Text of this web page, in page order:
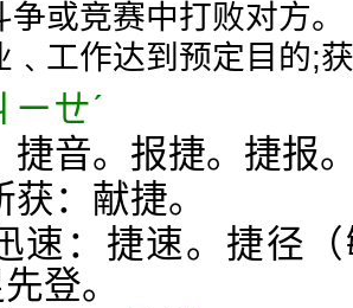
争或竞赛中打败对方。
﹑工作达到预定目的;
ㄧㄝˊ
音。报捷。捷报
：献捷。
速：捷速。捷径
登。